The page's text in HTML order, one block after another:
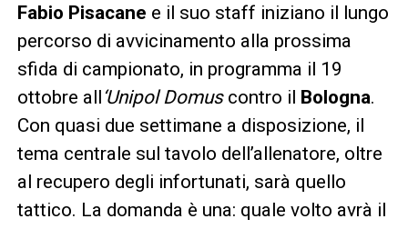
Fabio Pisacane e il suo staff iniziano il lungo
percorso di avvicinamento alla prossima
sfida di campionato, in programma il 19
ottobre all‘Unipol Domuscontro il Bologna.
Con quasi due settimane a disposizione, il
tema centrale sul tavolo dell’allenatore, oltre
al recupero degli infortunati, sarà quello
tattico. La domanda è una: quale volto avrà il